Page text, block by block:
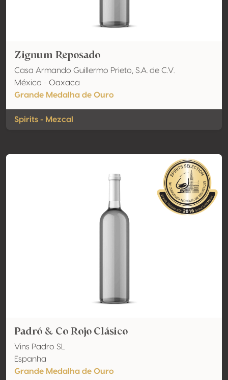
Zignum Reposado
Casa Armando Guillermo Prieto, S.A. de C.V.
México - Oaxaca
Grande Medalha de Ouro
Spirits - Mezcal
Padró & Co Rojo Clásico
Vins Padro SL
Espanha
Grande Medalha de Ouro